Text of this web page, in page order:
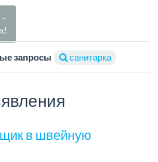
-
запросы санитарка
в швейную